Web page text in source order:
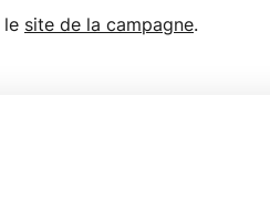
le site de la campagne.